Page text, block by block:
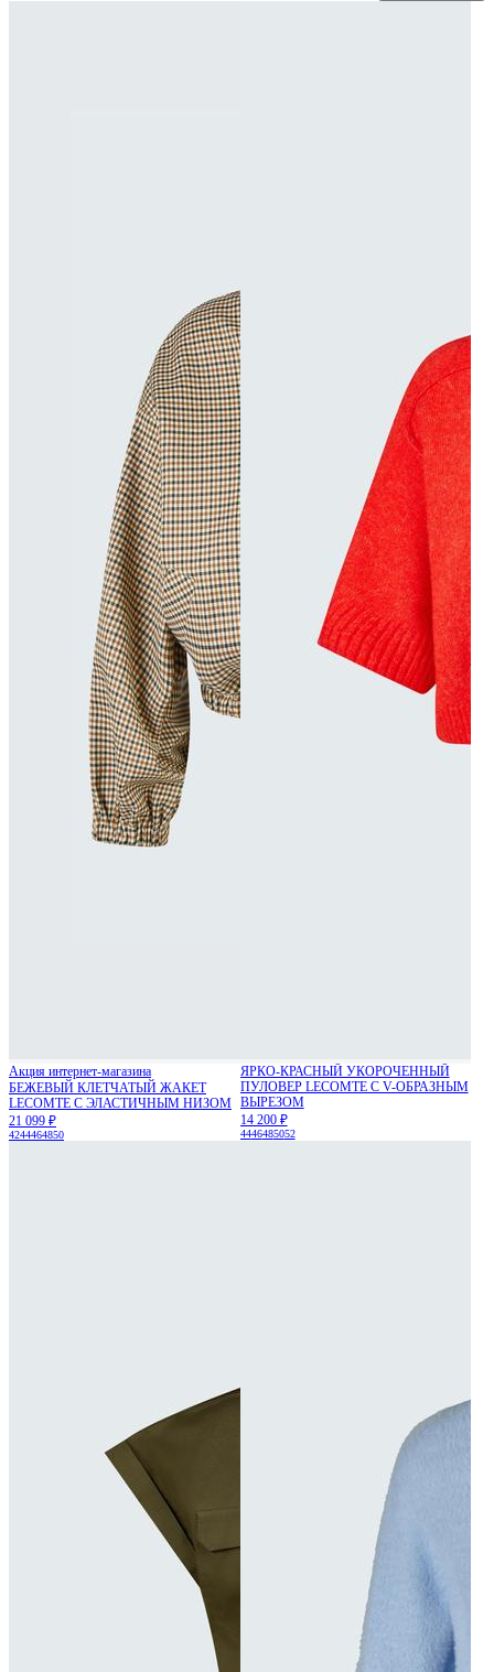
Акция интернет-магазина
БЕЖЕВЫЙ КЛЕТЧАТЫЙ ЖАКЕТ
LECOMTE С ЭЛАСТИЧНЫМ НИЗОМ
21 099 ₽
4244464850
ЯРКО-КРАСНЫЙ УКОРОЧЕННЫЙ
ПУЛОВЕР LECOMTE С V-ОБРАЗНЫМ
ВЫРЕЗОМ
14 200 ₽
4446485052